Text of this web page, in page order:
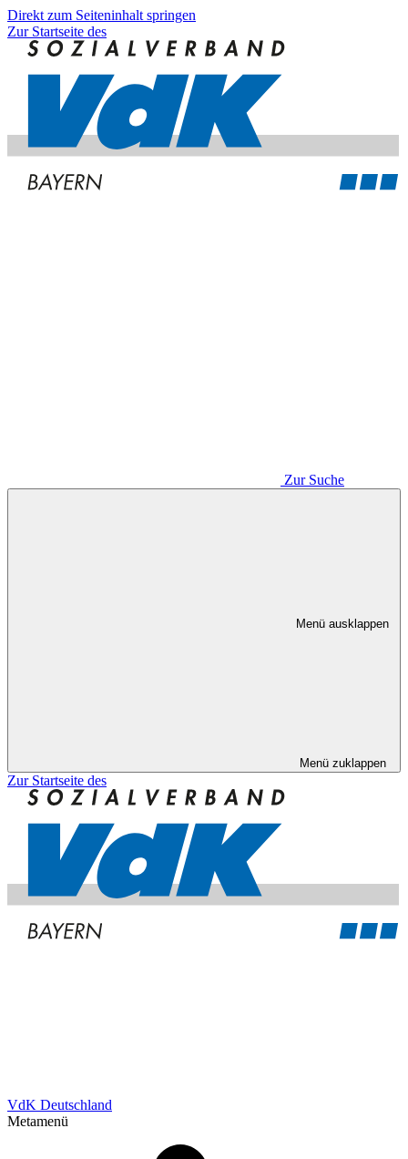
Direkt zum Seiteninhalt springen
Zur Startseite des
Zur Suche
Menü ausklappen
Menü zuklappen
Zur Startseite des
VdK Deutschland
Metamenü